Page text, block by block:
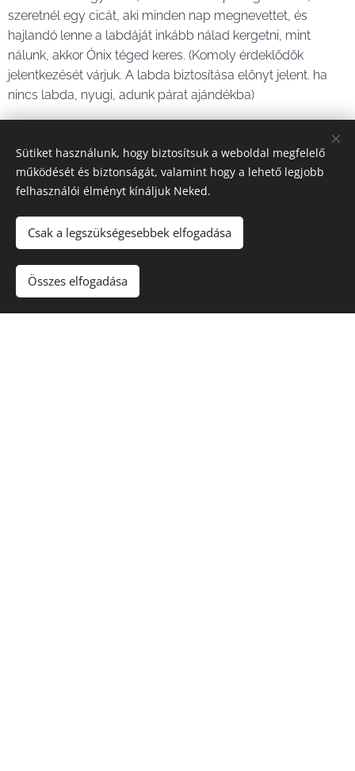
szeretnél egy cicát, aki minden nap megnevettet, és
hajlandó lenne a labdáját inkább nálad kergetni, mint
nálunk, akkor Ónix téged keres. (Komoly érdeklődők
jelentkezését várjuk. A labda biztosítása előnyt jelent. ha
nincs labda, nyugi, adunk párat ajándékba)
• Budapesten vagy környékére adunk örökbe, nagyon
kivételes esetben messzebb
vagy minimum szúnyoghálóval ellátva, bukó ablakokon
védőráccsal felszerelve. Kijárás csak macskakifutós
területre!
Sütiket használunk, hogy biztosítsuk a weboldal megfelelő
működését és biztonságát, valamint hogy a lehető legjobb
felhasználói élményt kínáljuk Neked.
Csak a legszükségesebbek elfogadása
Összes elfogadása